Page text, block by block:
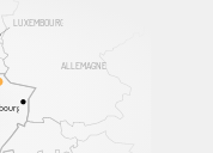
ALLEMAGNE
LUXEMBOURG